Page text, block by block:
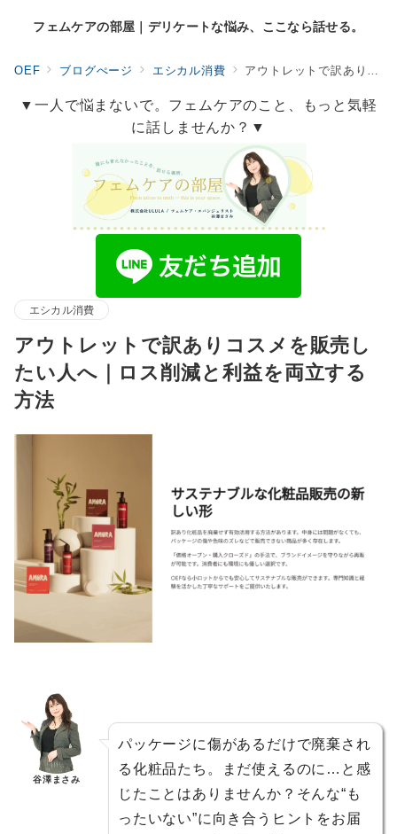
フェムケアの部屋｜デリケートな悩み、ここなら話せる。
OEF ブログぺージ エシカル消費 アウトレットで訳ありコスメを販売したい人へ｜ロス削減と利益を両立する方法
▼一人で悩まないで。フェムケアのこと、もっと気軽
に話しませんか？▼
エシカル消費
アウトレットで訳ありコスメを販売し
たい人へ｜ロス削減と利益を両立する
方法
谷澤まさみ
パッケージに傷があるだけで廃棄され
る化粧品たち。まだ使えるのに…と感
じたことはありませんか？そんな“も
ったいない”に向き合うヒントをお届